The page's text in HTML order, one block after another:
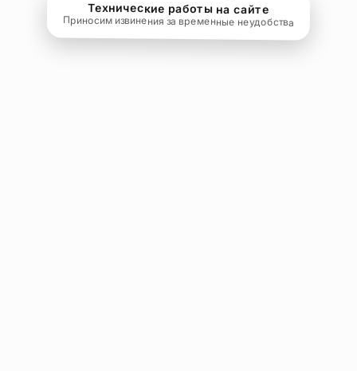
Технические работы на сайте
Приносим извинения за временные неудобства